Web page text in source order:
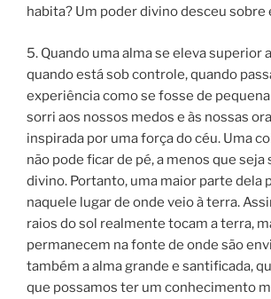
habita? Um poder divino desceu sobre
5. Quando uma alma se eleva superior
quando está sob controle, quando
experiência como se fosse de
sorri aos nossos medos e às nossas
inspirada por uma força do céu. Uma
não pode ficar de pé, a menos que
divino. Portanto, uma maior parte dela
naquele lugar de onde veio à terra.
raios do sol realmente tocam a terra,
permanecem na fonte de onde são
também a alma grande e santificada,
que possamos ter um conhecimento